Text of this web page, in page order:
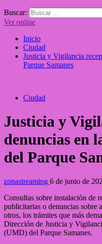
Buscar:
Ver online
Inicio
Ciudad
Justicia y Vigilancia
Parque Samanes
Ciudad
Justicia y
denuncias en
del Parque
zonastreaming 6 de junio de
Consultas sobre instalación de
publicitarias o denuncias sobre
otros, los trámites que más
Dirección de Justicia y
(UMD) del Parque Samanes.